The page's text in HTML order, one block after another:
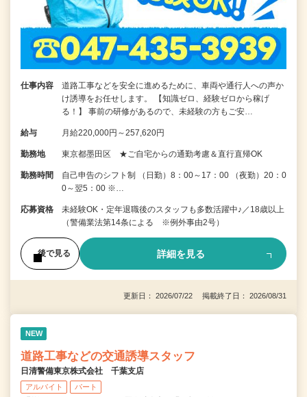
仕事内容
道路工事などを安全に進めるために、車両や通行人への声か
け誘導をお任せします。 【知識ゼロ、経験ゼロから稼げ
る！】 事前の研修があるので、未経験の方もご安…
給与 月給220,000円～257,620円
勤務地 東京都墨田区 ★ご自宅からの通勤考慮＆直行直帰OK
勤務時間
自己申告のシフト制 （日勤）8：00～17：00 （夜勤）20：0
0～翌5：00 ※…
応募資格
未経験OK・定年退職後のスタッフも多数活躍中♪／18歳以上
（警備業法第14条による ※例外事由2号）
後で見る 詳細を見る
更新日： 2026/07/22 掲載終了日： 2026/08/31
NEW
道路工事などの交通誘導スタッフ
日清警備東京株式会社 千葉支店
アルバイト パート